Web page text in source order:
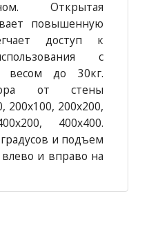
Открытая
повышенную
доступ к
с
весом до 30кг.
от стены
200x100, 200x200,
400x400.
и подъем
и вправо на